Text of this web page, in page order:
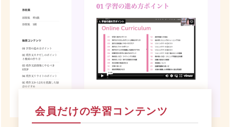
会員だけの学習コンテンツ